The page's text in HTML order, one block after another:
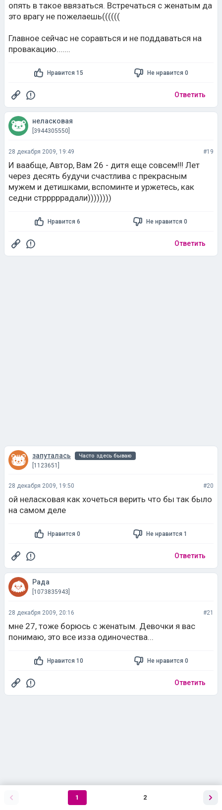
опять в такое ввязаться. Встречаться с женатым да
это врагу не пожелаешь((((((
Главное сейчас не соравться и не поддаваться на
провакацию.......
Нравится 15 Не нравится 0
Ответить
неласковая
[3944305550]
28 декабря 2009, 19:49 #19
И ваабще, Автор, Вам 26 - дитя еще совсем!!! Лет
через десять будучи счастлива с прекрасным
мужем и детишками, вспоминте и уржетесь, как
седни стрррррадали))))))))
Нравится 6 Не нравится 0
Ответить
запуталась Часто здесь бываю
[1123651]
28 декабря 2009, 19:50 #20
ой неласковая как хочеться верить что бы так было
на самом деле
Нравится 0 Не нравится 1
Ответить
Рада
[1073835943]
28 декабря 2009, 20:16 #21
мне 27, тоже борюсь с женатым. Девочки я вас
понимаю, это все изза одиночества...
Нравится 10 Не нравится 0
Ответить
1 2